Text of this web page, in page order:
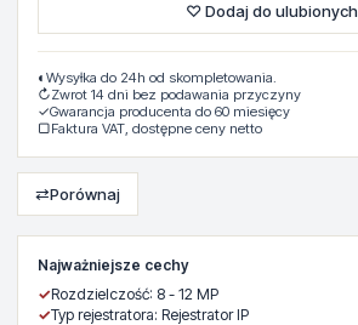
Najważniejsze cechy
✓Rozdzielczość: 8 - 12 MP
✓Typ rejestratora: Rejestrator IP
♡ Dodaj do ulubionych
◐ Wysyłka do 24h od skompletowania.
↻Zwrot 14 dni bez podawania przyczyny
✓Gwarancja producenta do 60 miesięcy
▢Faktura VAT, dostępne ceny netto
⇄Porównaj